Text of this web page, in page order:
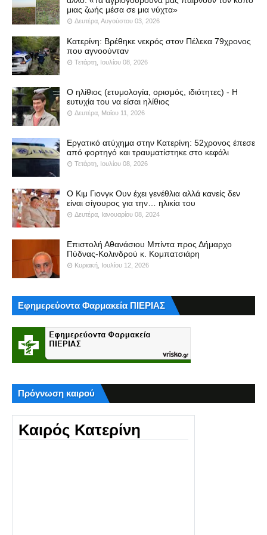
μιας ζωής μέσα σε μια νύχτα»
Δευτέρα, Αυγούστου 03, 2026
Κατερίνη: Βρέθηκε νεκρός στον Πέλεκα 79χρονος
που αγνοούνταν
Τετάρτη, Ιουλίου 08, 2026
Ο ηλίθιος (ετυμολογία, ορισμός, ιδιότητες) - Η
ευτυχία του να είσαι ηλίθιος
Δευτέρα, Μαΐου 11, 2026
Εργατικό ατύχημα στην Κατερίνη: 52χρονος έπεσε
από φορτηγό και τραυματίστηκε στο κεφάλι
Τετάρτη, Ιουλίου 08, 2026
Ο Κιμ Γιονγκ Ουν έχει γενέθλια αλλά κανείς δεν
είναι σίγουρος για την… ηλικία του
Δευτέρα, Ιανουαρίου 08, 2024
Επιστολή Αθανάσιου Μπίντα προς Δήμαρχο
Πύδνας-Κολινδρού κ. Κομπατσιάρη
Κυριακή, Ιουλίου 12, 2026
Εφημερεύοντα Φαρμακεία ΠΙΕΡΙΑΣ
Πρόγνωση καιρού
Καιρός Κατερίνη